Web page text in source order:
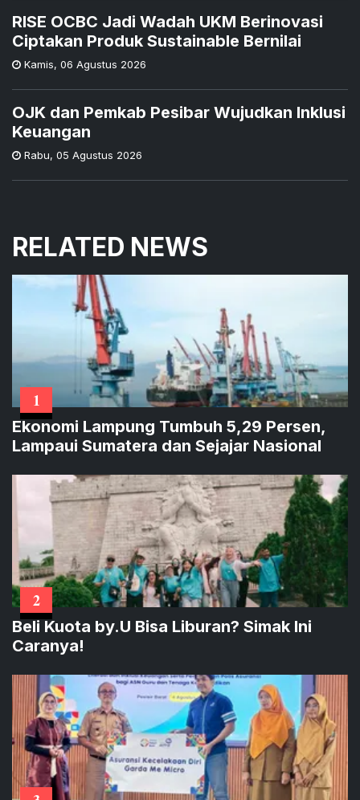
RISE OCBC Jadi Wadah UKM Berinovasi
Ciptakan Produk Sustainable Bernilai
Kamis, 06 Agustus 2026
OJK dan Pemkab Pesibar Wujudkan Inklusi
Keuangan
Rabu, 05 Agustus 2026
RELATED NEWS
1
Ekonomi Lampung Tumbuh 5,29 Persen,
Lampaui Sumatera dan Sejajar Nasional
2
Beli Kuota by.U Bisa Liburan? Simak Ini
Caranya!